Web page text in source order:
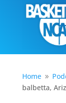
Home 9
balbetta,